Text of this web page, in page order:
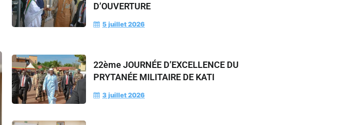
5 juillet 2026
D’OUVERTURE
3 juillet 2026
22ème JOURNÉE D’EXCELLENCE DU
PRYTANÉE MILITAIRE DE KATI